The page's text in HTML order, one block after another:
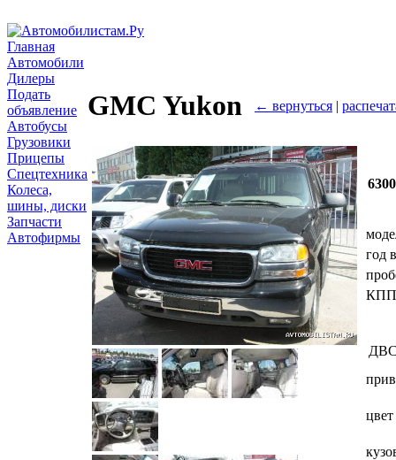
Главная
Автомобили
Дилеры
Подать
объявление
Автобусы
Грузовики
Прицепы
Спецтехника
Колеса,
шины, диски
Запчасти
Автофирмы
GMC Yukon ← вернуться |
год
КПП
цвет